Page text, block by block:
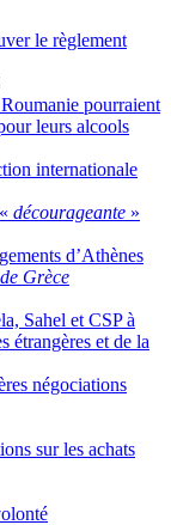
le règlement
pourraient
leurs alcools
internationale
décourageante »
d’Athènes
Grèce
Sahel et CSP à
étrangères et de la
négociations
sur les achats